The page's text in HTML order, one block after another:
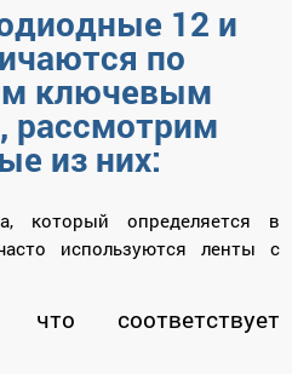
12 и
по
ключевым
рассмотрим
из них:
который определяется в
используются ленты с
соответствует